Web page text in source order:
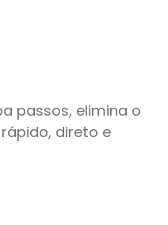
passos, elimina o
direto e